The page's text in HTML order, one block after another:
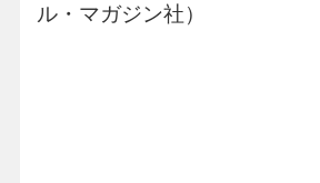
ル・マガジン社）
文 ／ 高